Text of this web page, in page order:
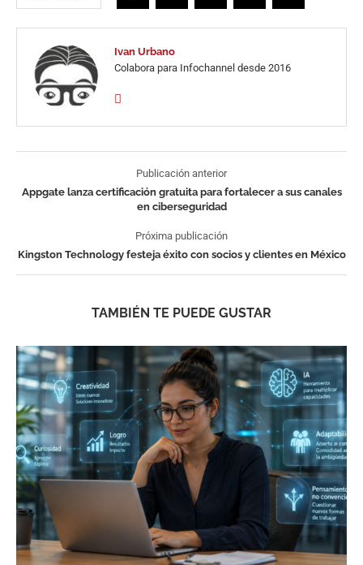
Ivan Urbano
Colabora para Infochannel desde 2016
Publicación anterior
Appgate lanza certificación gratuita para fortalecer a sus canales
en ciberseguridad
Próxima publicación
Kingston Technology festeja éxito con socios y clientes en México
TAMBIÉN TE PUEDE GUSTAR